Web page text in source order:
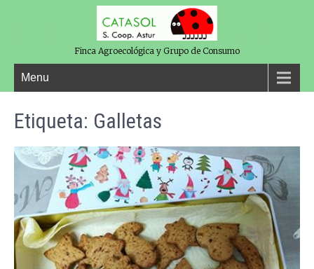
Finca Agroecológica y Grupo de Consumo
Menu
Etiqueta: Galletas